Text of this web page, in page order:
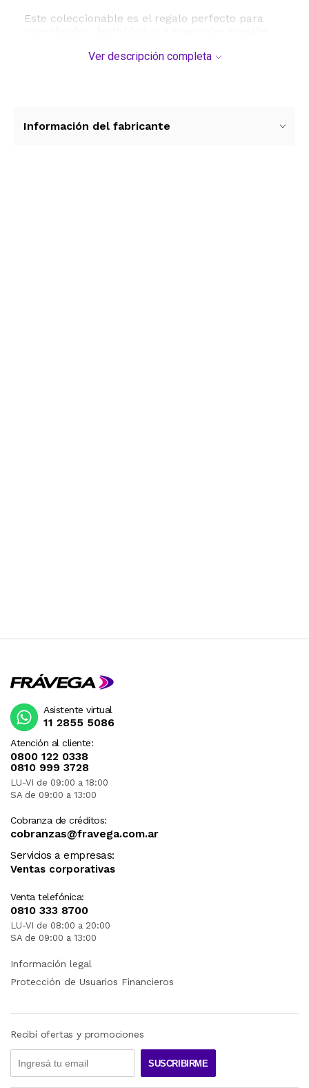
Este coleccionable es el regalo perfecto para
pop y del universo de DC Comics. Al sumar a
serie de Harley Quinn y dale un toque de humor
Ver descripción completa
Información del fabricante
Atención al cliente:
0800 122 0338
0810 999 3728
LU-VI de 09:00 a 18:00
SA de 09:00 a 13:00
Cobranza de créditos:
cobranzas@fravega.com.ar
Servicios a empresas:
Ventas corporativas
Venta telefónica:
0810 333 8700
LU-VI de 08:00 a 20:00
SA de 09:00 a 13:00
Asistente virtual
11 2855 5086
Información legal
Protección de Usuarios Financieros
Recibí ofertas y promociones
SUSCRIBIRME